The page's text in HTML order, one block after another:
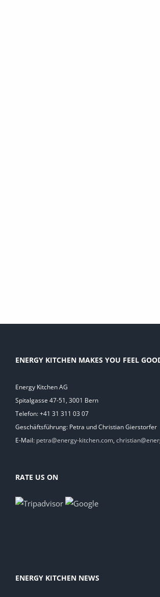
ENERGY KITCHEN MAKES YOU FEEL
Energy Kitchen AG
Spitalgasse 47-51, 3001 Bern
Telefon: +41 31 311 03 07
Geschäftsführung: Petra und Christian Gierstorfer
E-Mail: petra@energy-kitchen.com,
RATE US ON
ENERGY KITCHEN NEWS